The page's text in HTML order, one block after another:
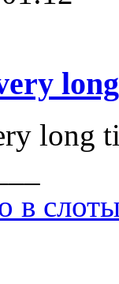
long
long
в